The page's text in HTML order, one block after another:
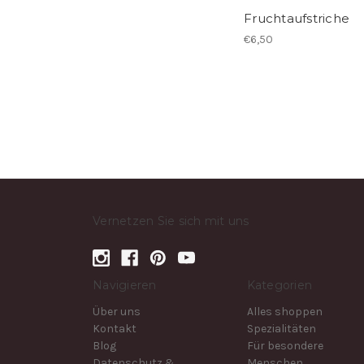
Fruchtaufstriche
€6,50
Vernetzen Sie sich mit uns
Navigieren
Über uns
Kontakt
Blog
Kategorien
Alles shoppen
Spezialitäten
Für besondere